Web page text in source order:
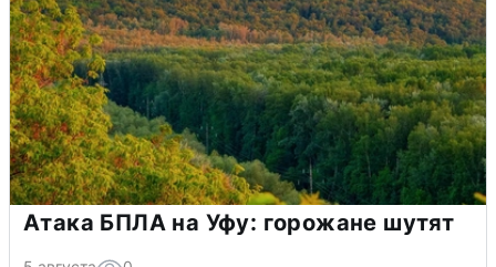
Атака БПЛА на Уфу: горожане шутят